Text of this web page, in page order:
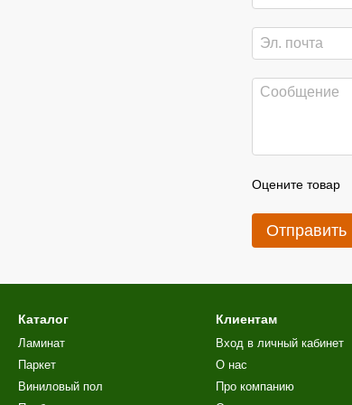
Оцените товар
Отправить
Каталог
Ламинат
Паркет
Виниловый пол
Клиентам
Вход в личный кабинет
О нас
Про компанию